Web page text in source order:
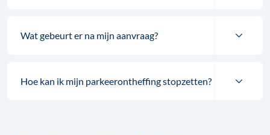
Wat gebeurt er na mijn aanvraag?
Hoe kan ik mijn parkeerontheffing stopzetten?